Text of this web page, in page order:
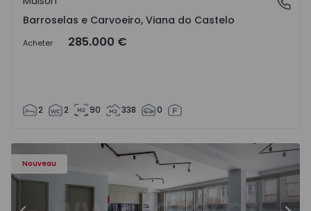
Barroselas e Carvoeiro, Viana do Castelo
Acheter 285.000 €
2 2 90 338 0
Nouveau
Appartement T2 Porto, Aliados - 1574582 - 4